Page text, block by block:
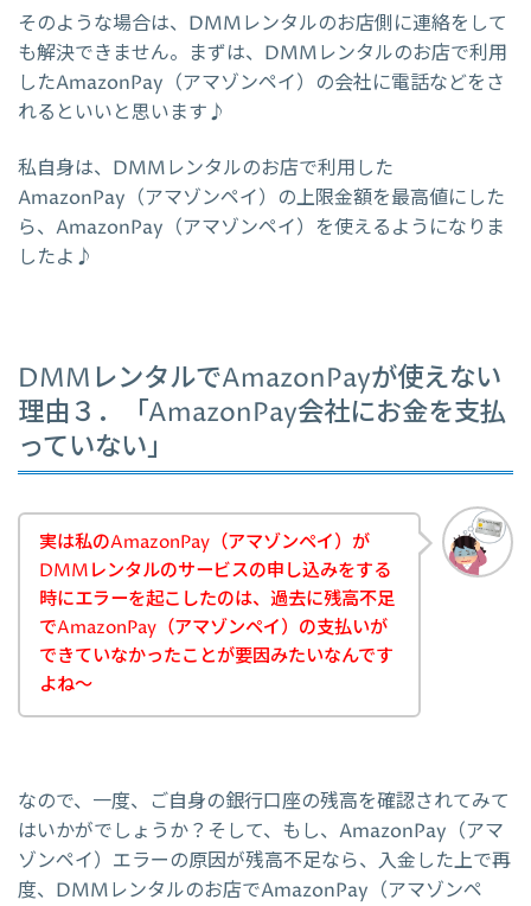
そのような場合は、DMMレンタルのお店側に連絡をして
も解決できません。まずは、DMMレンタルのお店で利用
したAmazonPay（アマゾンペイ）の会社に電話などをさ
れるといいと思います♪
私自身は、DMMレンタルのお店で利用した
AmazonPay（アマゾンペイ）の上限金額を最高値にした
ら、AmazonPay（アマゾンペイ）を使えるようになりま
したよ♪
DMMレンタルでAmazonPayが使えない
理由３．「AmazonPay会社にお金を支払
っていない」
実は私のAmazonPay（アマゾンペイ）が
DMMレンタルのサービスの申し込みをする
時にエラーを起こしたのは、過去に残高不足
でAmazonPay（アマゾンペイ）の支払いが
できていなかったことが要因みたいなんです
よね～
なので、一度、ご自身の銀行口座の残高を確認されてみて
はいかがでしょうか？そして、もし、AmazonPay（アマ
ゾンペイ）エラーの原因が残高不足なら、入金した上で再
度、DMMレンタルのお店でAmazonPay（アマゾンペ